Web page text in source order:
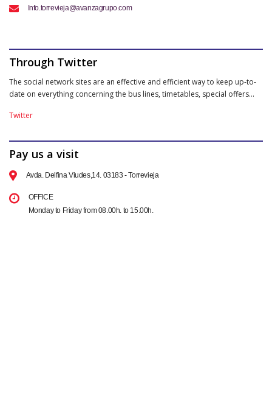
Info.torrevieja@avanzagrupo.com
Through Twitter
The social network sites are an effective and efficient way to keep up-to-
date on everything concerning the bus lines, timetables, special offers…
Twitter
Pay us a visit
Avda. Delfina Viudes,14. 03183 - Torrevieja
OFFICE
Monday to Friday from 08.00h. to 15.00h.